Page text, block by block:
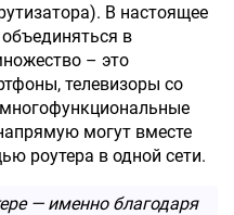
В настоящее
в
– это
телевизоры со
могут вместе
роутера в одной сети.
— именно благодаря